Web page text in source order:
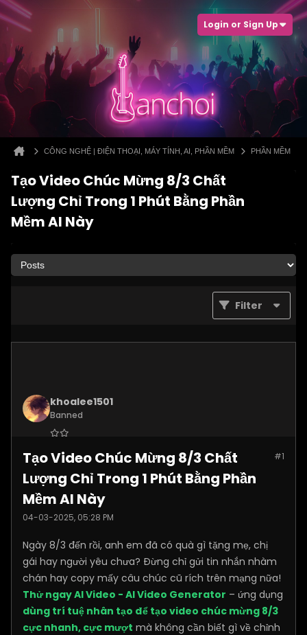
Login or Sign Up
CÔNG NGHỆ | ĐIỆN THOẠI, MÁY TÍNH, AI, PHẦN MỀM PHẦN MỀM
Tạo Video Chúc Mừng 8/3 Chất
Lượng Chỉ Trong 1 Phút Bằng Phần
Mềm AI Này
Filter
khoalee1501
Banned
Posts:5577 #1
Tạo Video Chúc Mừng 8/3 Chất
Lượng Chỉ Trong 1 Phút Bằng Phần
Mềm AI Này
04-03-2025, 05:28 PM
Ngày 8/3 đến rồi, anh em đã có quà gì tặng mẹ, chị
gái hay người yêu chưa? Đừng chỉ gửi tin nhắn nhàm
chán hay copy mấy câu chúc cũ rích trên mạng nữa!
Thử ngay AI Video - AI Video Generator – ứng dụng
dùng trí tuệ nhân tạo để tạo video chúc mừng 8/3
cực nhanh, cực mượt mà không cần biết gì về chỉnh